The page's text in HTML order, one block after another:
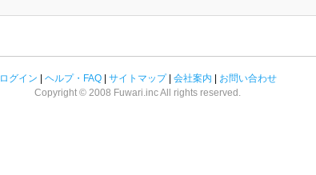
ログイン ヘルプ・FAQ| サイトマップ| 会社案内
お問い合わせ
Copyright © 2008 Fuwari.inc All rights reserved.